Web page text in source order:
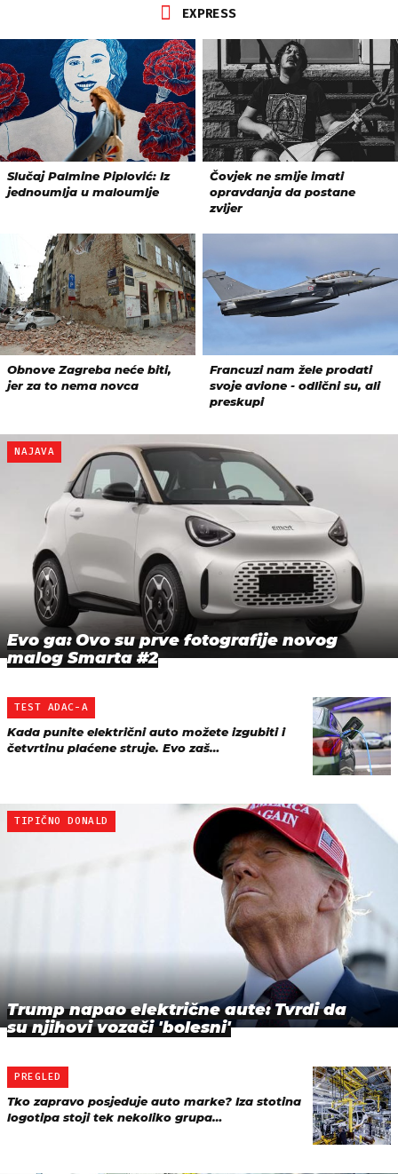
NAJAVA
Evo ga: Ovo su prve fotografije novog
malog Smarta #2
TEST ADAC-A
Kada punite električni auto možete izgubiti i
četvrtinu plaćene struje. Evo zaš…
TIPIČNO DONALD
Trump napao električne aute: Tvrdi da
su njihovi vozači 'bolesni'
PREGLED
Tko zapravo posjeduje auto marke? Iza stotina
logotipa stoji tek nekoliko grupa…